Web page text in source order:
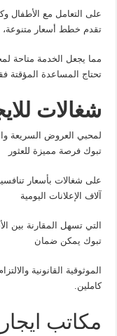
على التعامل مع الأطفال
تقدم خطط أسعار متنوعة،
مما يجعل الخدمة متاحة
تحتاج المساعدة المؤقتة
شغالات
لمحبي العروض السريعة
تبوك فرصة مميزة للعثور
على شغالات بأسعار
آلاف الإعلانات اليومية
التي تسهل المقارنة بين
تبوك يمكن ضمان
الموثوقية القانونية
كاملين.
مكاتب